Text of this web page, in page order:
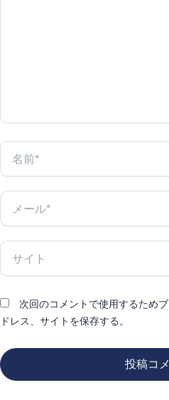
名
*
メ
ル
*
サ
ト
次回のコメントで使用するため
ドレス、サイトを保存する。